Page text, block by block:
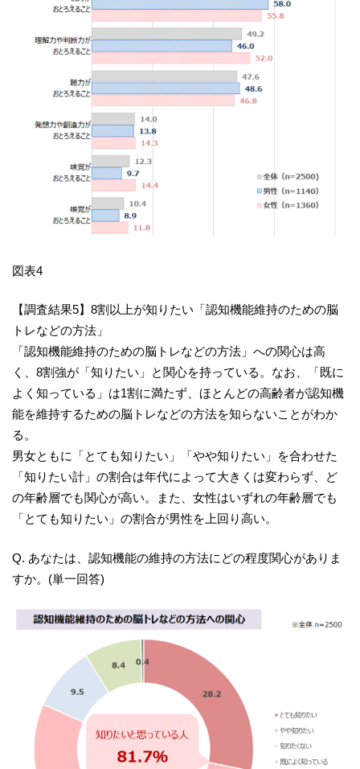
図表4
【調査結果5】8割以上が知りたい「認知機能維持のための脳
トレなどの方法」
「認知機能維持のための脳トレなどの方法」への関心は高
く、8割強が「知りたい」と関心を持っている。なお、「既に
よく知っている」は1割に満たず、ほとんどの高齢者が認知機
能を維持するための脳トレなどの方法を知らないことがわか
る。
男女ともに「とても知りたい」「やや知りたい」を合わせた
「知りたい計」の割合は年代によって大きくは変わらず、ど
の年齢層でも関心が高い。また、女性はいずれの年齢層でも
「とても知りたい」の割合が男性を上回り高い。
Q. あなたは、認知機能の維持の方法にどの程度関心がありま
すか。(単一回答)